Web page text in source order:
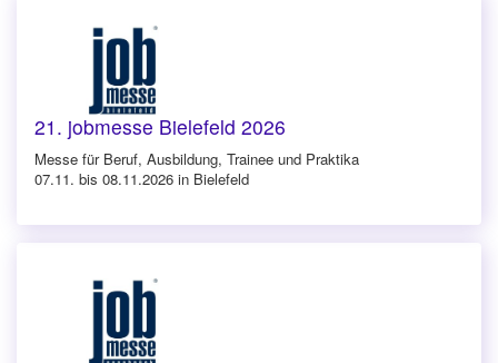
21. jobmesse Bielefeld 2026
Messe für Beruf, Ausbildung, Trainee und Praktika
07.11. bis 08.11.2026 in Bielefeld